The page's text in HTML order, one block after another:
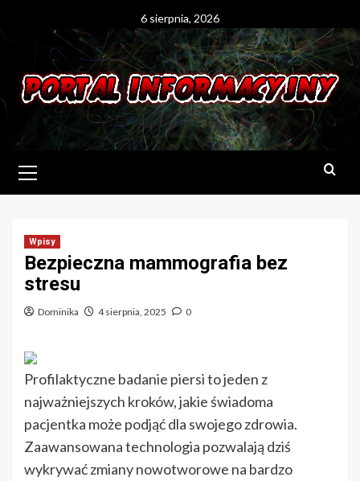
6 sierpnia, 2026
Menu
Wpisy
Bezpieczna mammografia bez
stresu
Dominika 4 sierpnia, 2025 0
Profilaktyczne badanie piersi to jeden z
najważniejszych kroków, jakie świadoma
pacjentka może podjąć dla swojego zdrowia.
Zaawansowana technologia pozwalają dziś
wykrywać zmiany nowotworowe na bardzo